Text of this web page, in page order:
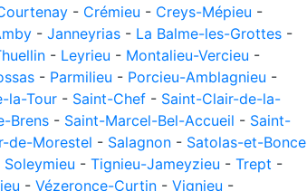
- Crémieu - Creys-Mépieu -
- Janneyrias - La Balme-les-Grottes -
- Leyrieu - Montalieu-Vercieu -
- Parmilieu - Porcieu-Amblagnieu -
la-Tour - Saint-Chef - Saint-Clair-de-la-
Brens - Saint-Marcel-Bel-Accueil - Saint-
de-Morestel - Salagnon - Satolas-et-Bonce
Soleymieu - Tignieu-Jameyzieu - Trept -
- Vézeronce-Curtin - Vignieu -